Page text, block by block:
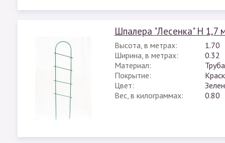
Шпалера "Лесенка" H 1,7
Высота, в метрах:
1.70
Ширина, в метрах:
0.32
Материал:
Покрытие:
Цвет:
Вес, в килограммах:
0.80